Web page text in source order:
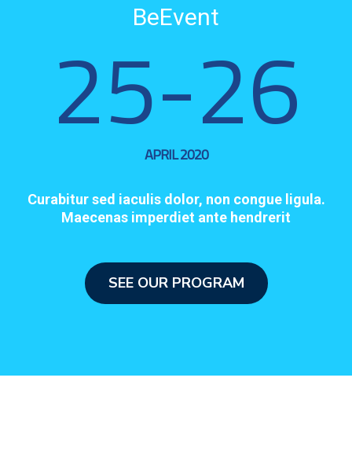
BeEvent
25-26
APRIL 2020
Curabitur sed iaculis dolor, non congue ligula.
Maecenas imperdiet ante hendrerit
SEE OUR PROGRAM